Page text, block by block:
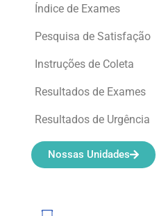
Índice de Exames
Pesquisa de Satisfação
Instruções de Coleta
Resultados de Exames
Resultados de Urgência
Nossas Unidades